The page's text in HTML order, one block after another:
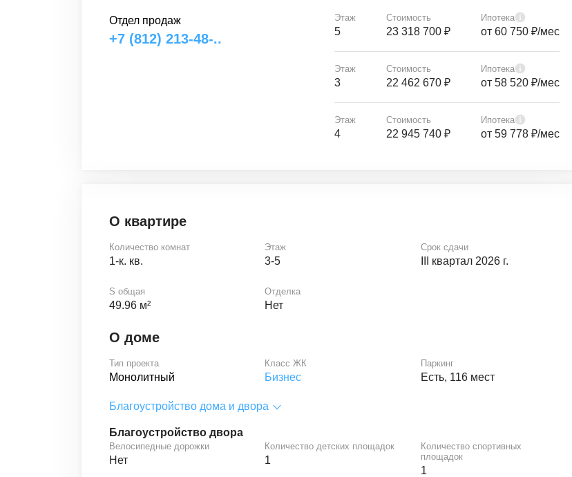
Отдел продаж
+7 (812) 213-48-..
Этаж
5
Стоимость
23 318 700 ₽
Ипотека
от 60 750 ₽/мес
Этаж
3
Стоимость
22 462 670 ₽
Ипотека
от 58 520 ₽/мес
Этаж
4
Стоимость
22 945 740 ₽
Ипотека
от 59 778 ₽/мес
О квартире
Количество комнат
1-к. кв.
Этаж
3-5
Срок сдачи
III квартал 2026 г.
S общая
49.96 м²
Отделка
Нет
О доме
Тип проекта
Монолитный
Класс ЖК
Бизнес
Паркинг
Есть, 116 мест
Благоустройство дома и двора
Благоустройство двора
Велосипедные дорожки
Нет
Количество детских площадок
1
Количество спортивных
площадок
1